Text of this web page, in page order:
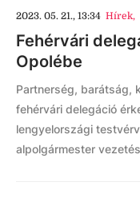
2023. 05. 21., 13:34 Hírek,
Fehérvári
Opolébe
Partnerség, barátság,
fehérvári delegáció
lengyelországi
alpolgármester